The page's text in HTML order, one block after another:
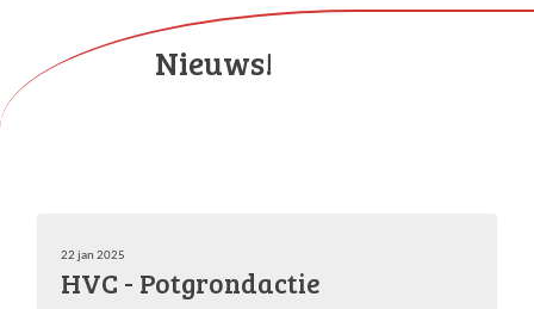
Nieuws!
22 jan 2025
HVC - Potgrondactie